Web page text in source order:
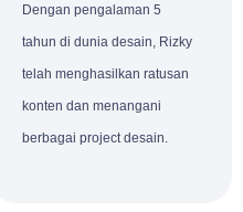
Dengan pengalaman 5
tahun di dunia desain, Rizky
telah menghasilkan ratusan
konten dan menangani
berbagai project desain.